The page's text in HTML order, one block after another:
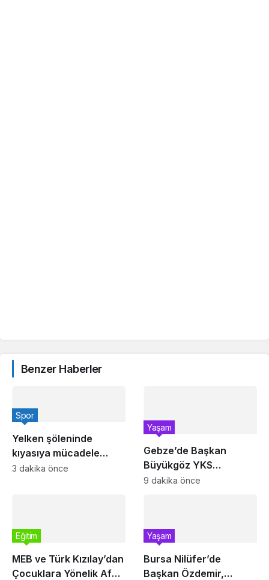
Benzer Haberler
Yelken şöleninde
kıyasıya mücadele
başlıyor
Spor
3 dakika önce
Gebze’de Başkan
Büyükgöz YKS
şampiyonlarını ağırladı
Yaşam
9 dakika önce
MEB ve Türk Kızılay’dan
Çocuklara Yönelik Afet
Eğitim
Bursa Nilüfer’de
Başkan Özdemir,
Yaşam